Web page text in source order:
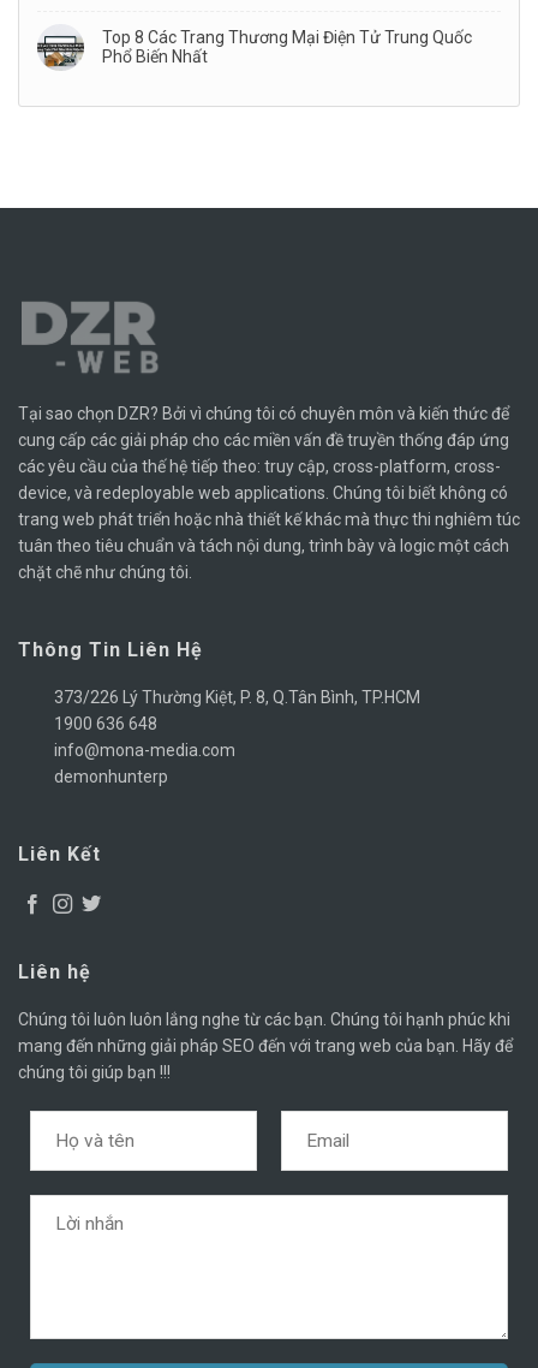
Top 8 Các Trang Thương Mại Điện Tử Trung Quốc
Phổ Biến Nhất
Tại sao chọn DZR? Bởi vì chúng tôi có chuyên môn và kiến ​​thức để
cung cấp các giải pháp cho các miền vấn đề truyền thống đáp ứng
các yêu cầu của thế hệ tiếp theo: truy cập, cross-platform, cross-
device, và redeployable web applications. Chúng tôi biết không có
trang web phát triển hoặc nhà thiết kế khác mà thực thi nghiêm túc
tuân theo tiêu chuẩn và tách nội dung, trình bày và logic một cách
chặt chẽ như chúng tôi.
Thông Tin Liên Hệ
373/226 Lý Thường Kiệt, P. 8, Q.Tân Bình, TP.HCM
1900 636 648
info@mona-media.com
demonhunterp
Liên Kết
Liên hệ
Chúng tôi luôn luôn lắng nghe từ các bạn. Chúng tôi hạnh phúc khi
mang đến những giải pháp SEO đến với trang web của bạn. Hãy để
chúng tôi giúp bạn !!!